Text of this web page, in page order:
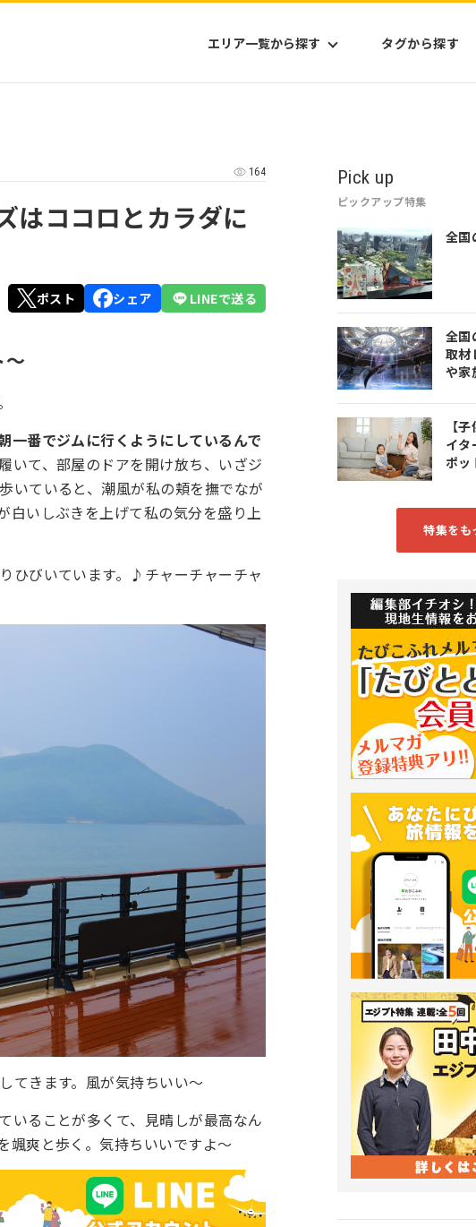
エリア一覧から探す タグから探す
国
州
縄
アジア
北米
中南米
ハワイ
ミクロネシア
オセアニア
164
はココロとカラダに
ポスト シェア LINEで送る
～
一番でジムに行くようにしているんで
いて、部屋のドアを開け放ち、いざジ
いていると、潮風が私の頬を撫でなが
白いしぶきを上げて私の気分を盛り上
ひびいています。♪チャーチャーチャ
てきます。風が気持ちいい～
いることが多くて、見晴しが最高なん
颯爽と歩く。気持ちいいですよ～
Pick up
ピックアップ特集
全国
全国
取材
や家
【
イタ
ポッ
特集をも